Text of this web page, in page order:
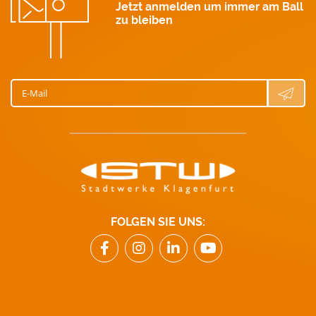
Jetzt anmelden um immer am Ball
zu bleiben
E-Mail
FOLGEN SIE UNS: